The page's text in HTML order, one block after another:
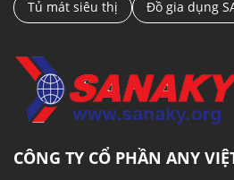
Tủ mát siêu thị
Đồ gia dụng
CÔNG TY CỔ PHẦN ANY